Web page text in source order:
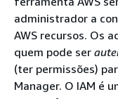
administrador a
AWS recursos. Os
quem pode ser
(ter permissões)
Manager. O IAM é